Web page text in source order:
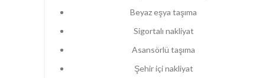
Beyaz eşya taşıma
Sigortalı nakliyat
Asansörlü taşıma
Şehir içi nakliyat